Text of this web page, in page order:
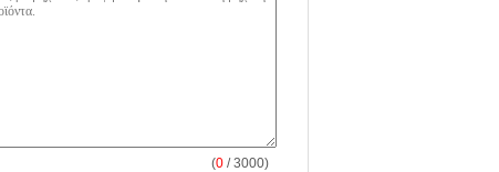
(0 / 3000)